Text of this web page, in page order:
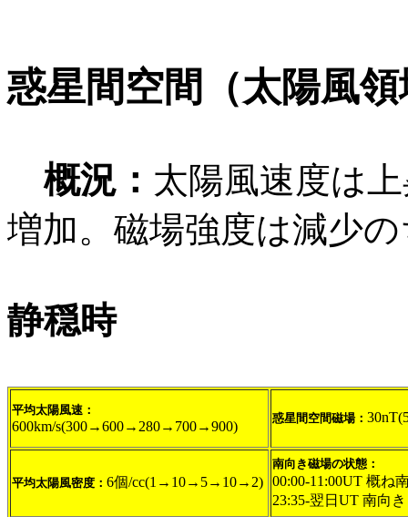
惑星間空間（太陽風
概況： 太陽風速度は
増加。磁場強度は減少
静穏時
平均太陽風速：
600km/s(300→600→280→700→900)
惑星間空間磁場：
平均太陽風密度： 6個/cc(1→10→5→10→2)
南向き磁場の状態：
00:00-11:00UT 概ね
23:35-翌日UT 南向